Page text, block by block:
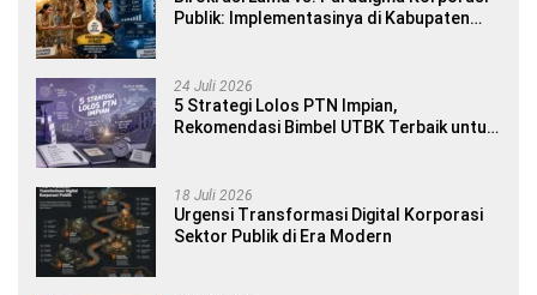
Publik: Implementasinya di Kabupaten
24 Juli 2026
5 Strategi Lolos PTN Impian,
Rekomendasi Bimbel UTBK Terbaik untuk
18 Juli 2026
Urgensi Transformasi Digital Korporasi
Sektor Publik di Era Modern